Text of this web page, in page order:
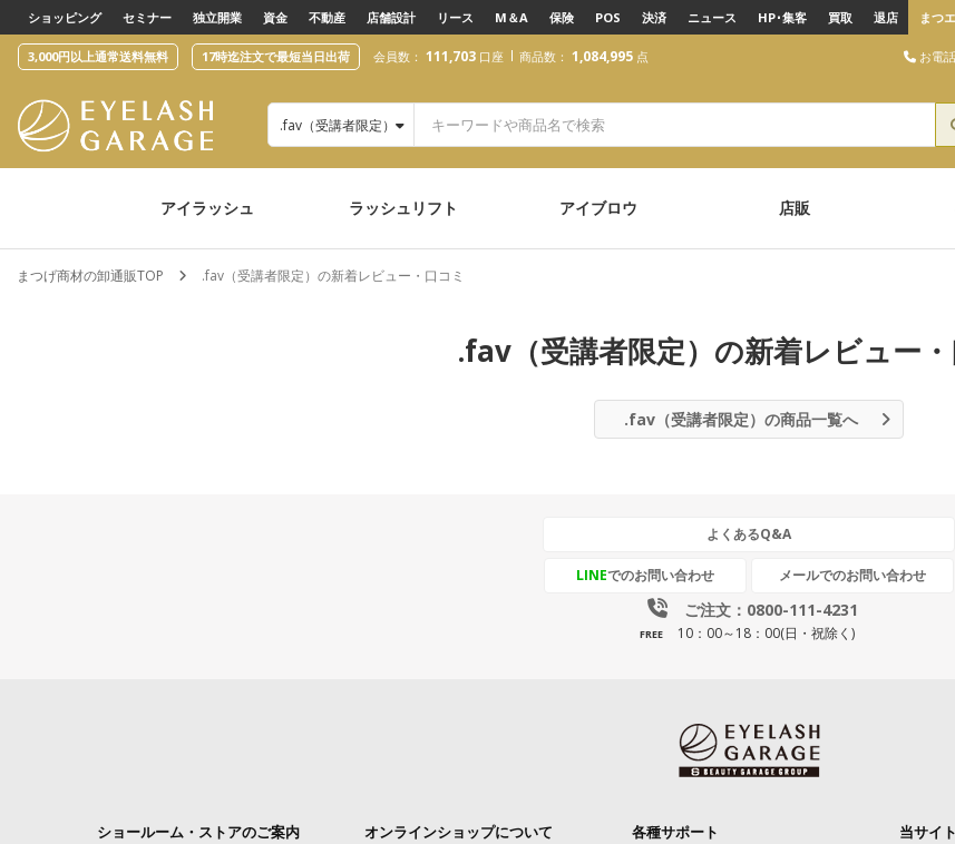
text.skipToContent
text.skipToNavigation
ショッピング セミナー 独立開業 資金 不動産 店舗設計 リース M＆A 保険 POS 決済 ニュース HP･集客 買取 退店 まつ
3,000円以上通常送料無料 17時迄注文で最短当日出荷 会員数： 111,703 口座 商品数： 1,084,995 点 お電
.fav（受講者限定）
アイラッシュ ラッシュリフト アイブロウ 店販
まつげ商材の卸通販TOP .fav（受講者限定）の新着レビュー・口コミ
.fav（受講者限定）の新着レビュー・
.fav（受講者限定）の商品一覧へ
よくあるQ&A
LINEでのお問い合わせ メールでのお問い合わせ
ご注文：0800-111-4231
FREE 10：00～18：00(日・祝除く)
ショールーム・ストアのご案内 オンラインショップについて 各種サポート 当サイ